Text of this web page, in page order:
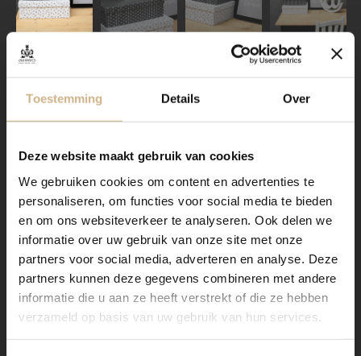
Toestemming Details Over
Deze website maakt gebruik van cookies
We gebruiken cookies om content en advertenties te
personaliseren, om functies voor social media te bieden
en om ons websiteverkeer te analyseren. Ook delen we
informatie over uw gebruik van onze site met onze
partners voor social media, adverteren en analyse. Deze
partners kunnen deze gegevens combineren met andere
informatie die u aan ze heeft verstrekt of die ze hebben
verzameld op basis van uw gebruik van hun services.
@-teken klein wit
4-2106-001
snel in huis
€ 19,50
Afmeting (LxDxH) 32 x 32 x 5cm
Soort woondecoratie
staal